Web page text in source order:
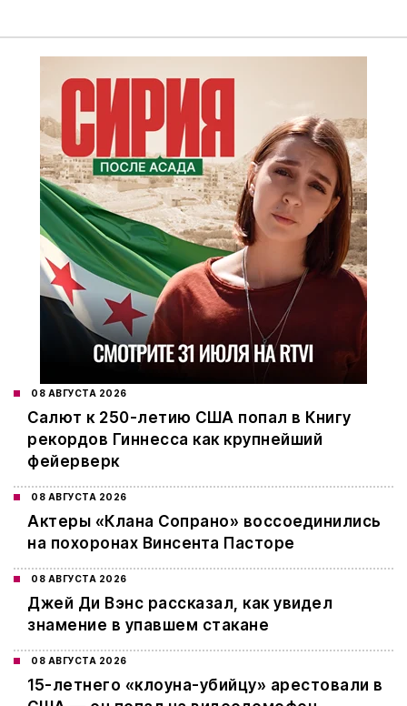
08 АВГУСТА 2026
Салют к 250-летию США попал в Книгу
рекордов Гиннесса как крупнейший
фейерверк
08 АВГУСТА 2026
Актеры «Клана Сопрано» воссоединились
на похоронах Винсента Пасторе
08 АВГУСТА 2026
Джей Ди Вэнс рассказал, как увидел
знамение в упавшем стакане
08 АВГУСТА 2026
15-летнего «клоуна-убийцу» арестовали в